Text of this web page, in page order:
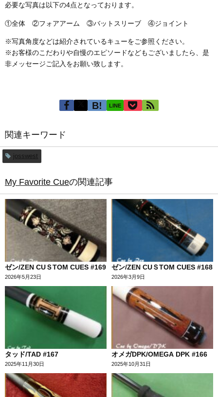
必要な写真は以下の4点となっております。
①全体 ②フォアアーム ③バットスリーブ ④ジョイント
※写真角度などは紹介されているキューをご参照ください。
※お客様のこだわりや自慢のエピソードなどもございましたら、是
非メッセージご記入をお願い致します。
LINE
関連キーワード
josswest
My Favorite Cueの関連記事
ゼン/ZEN CUＳTOM CUES #169
2026年5月23日
ゼン/ZEN CUＳTOM CUES #168
2026年3月9日
タッド/TAD #167
2025年11月30日
オメガDPK/OMEGA DPK #166
2025年10月31日